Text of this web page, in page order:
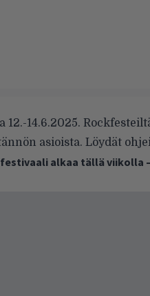
12.-14.6.2025.
asioista. Löydät
alkaa tällä viikolla